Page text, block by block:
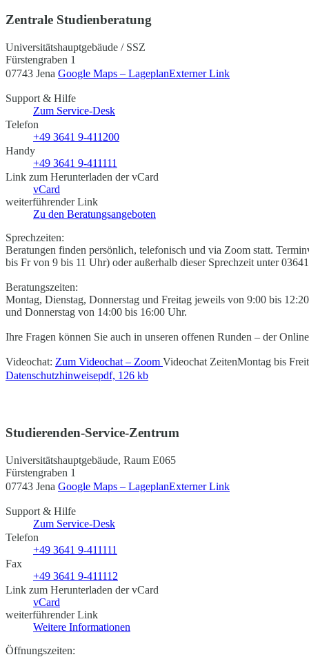
Zentrale Studienberatung
Universitätshauptgebäude / SSZ
Fürstengraben 1
07743 Jena Google Maps – LageplanExterner Link
Support & Hilfe
Zum Service-Desk
Telefon
+49 3641 9-411200
Handy
+49 3641 9-411111
Link zum Herunterladen der vCard
vCard
weiterführender Link
Zu den Beratungsangeboten
Sprechzeiten:
Beratungen finden persönlich, telefonisch und via Zoom statt.
bis Fr von 9 bis 11 Uhr) oder außerhalb dieser Sprechzeit unter
Beratungszeiten:
Montag, Dienstag, Donnerstag und Freitag jeweils von 9:00 bis
und Donnerstag von 14:00 bis 16:00 Uhr.
Ihre Fragen können Sie auch in unseren offenen Runden – der
Videochat: Zum Videochat – Zoom Videochat ZeitenMontag bis
Datenschutzhinweisepdf, 126 kb
Studierenden-Service-Zentrum
Universitätshauptgebäude, Raum E065
Fürstengraben 1
07743 Jena Google Maps – LageplanExterner Link
Support & Hilfe
Zum Service-Desk
Telefon
+49 3641 9-411111
Fax
+49 3641 9-411112
Link zum Herunterladen der vCard
vCard
weiterführender Link
Weitere Informationen
Öffnungszeiten: